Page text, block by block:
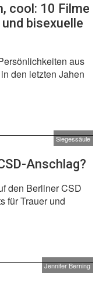
cool: 10 Filme
bisexuelle
aus
den letzten Jahen
Siegessäule
Anschlag?
den Berliner CSD
für Trauer und
Jennifer Berning